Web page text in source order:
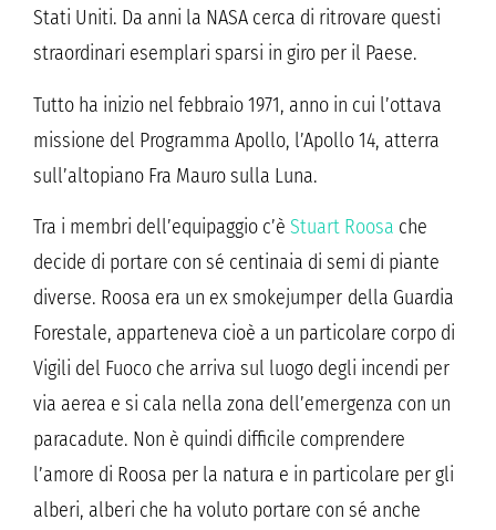
Stati Uniti. Da anni la NASA cerca di ritrovare questi
straordinari esemplari sparsi in giro per il Paese.
Tutto ha inizio nel febbraio 1971, anno in cui l’ottava
missione del Programma Apollo, l’Apollo 14, atterra
sull’altopiano Fra Mauro sulla Luna.
Tra i membri dell’equipaggio c’è Stuart Roosa che
decide di portare con sé centinaia di semi di piante
diverse. Roosa era un ex smokejumper della Guardia
Forestale, apparteneva cioè a un particolare corpo di
Vigili del Fuoco che arriva sul luogo degli incendi per
via aerea e si cala nella zona dell’emergenza con un
paracadute. Non è quindi difficile comprendere
l’amore di Roosa per la natura e in particolare per gli
alberi, alberi che ha voluto portare con sé anche